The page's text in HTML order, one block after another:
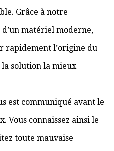
Grâce à notre
matériel moderne,
rapidement l’origine du
solution la mieux
est communiqué avant le
Vous connaissez ainsi le
toute mauvaise